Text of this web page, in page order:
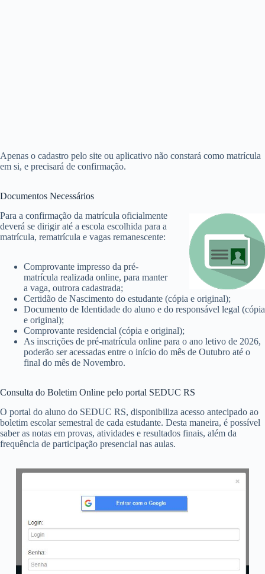
Apenas o cadastro pelo site ou aplicativo não constará como matrícula
em si, e precisará de confirmação.
Documentos Necessários
Para a confirmação da matrícula oficialmente
deverá se dirigir até a escola escolhida para a
matrícula, rematrícula e vagas remanescente:
Comprovante impresso da pré-
matrícula realizada online, para manter
a vaga, outrora cadastrada;
Certidão de Nascimento do estudante (cópia e original);
Documento de Identidade do aluno e do responsável legal (cópia
e original);
Comprovante residencial (cópia e original);
As inscrições de pré-matrícula online para o ano letivo de 2026,
poderão ser acessadas entre o início do mês de Outubro até o
final do mês de Novembro.
Consulta do Boletim Online pelo portal SEDUC RS
O portal do aluno do SEDUC RS, disponibiliza acesso antecipado ao
boletim escolar semestral de cada estudante. Desta maneira, é possível
saber as notas em provas, atividades e resultados finais, além da
frequência de participação presencial nas aulas.